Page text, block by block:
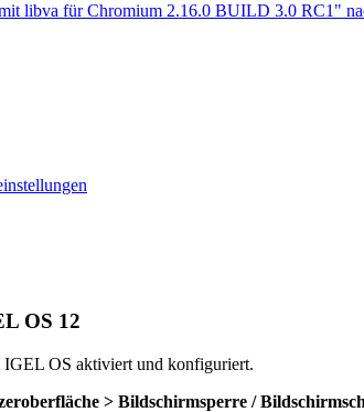
libva für Chromium 2.16.0 BUILD 3.0 RC1"
OS 12
OS aktiviert und konfiguriert.
> Bildschirmsperre /